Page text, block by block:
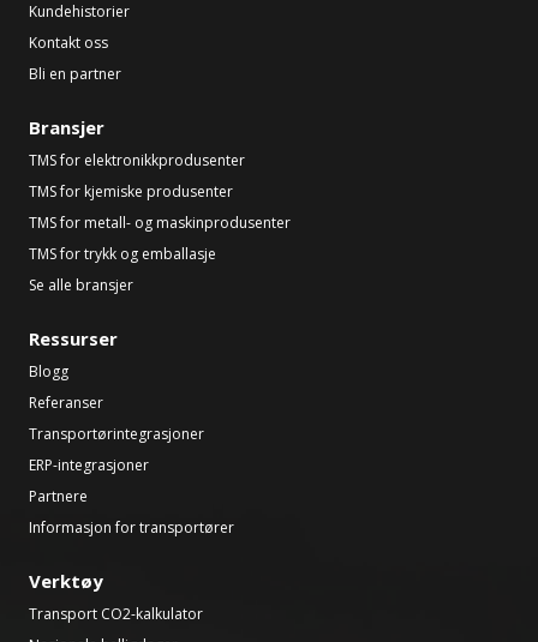
Kundehistorier
Kontakt oss
Bli en partner
Bransjer
TMS for elektronikkprodusenter
TMS for kjemiske produsenter
TMS for metall- og maskinprodusenter
TMS for trykk og emballasje
Se alle bransjer
Ressurser
Blogg
Referanser
Transportørintegrasjoner
ERP-integrasjoner
Partnere
Informasjon for transportører
Verktøy
Transport CO2-kalkulator